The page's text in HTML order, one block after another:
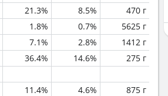
21.3% 8.5%
470 г
1.8% 0.7%
5625 г
7.1% 2.8%
1412 г
36.4% 14.6%
275 г
11.4% 4.6%
875 г